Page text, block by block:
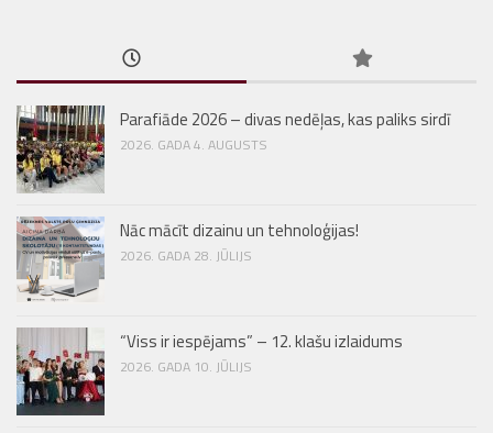
Parafiāde 2026 – divas nedēļas, kas paliks sirdī
2026. GADA 4. AUGUSTS
Nāc mācīt dizainu un tehnoloģijas!
2026. GADA 28. JŪLIJS
“Viss ir iespējams” – 12. klašu izlaidums
2026. GADA 10. JŪLIJS